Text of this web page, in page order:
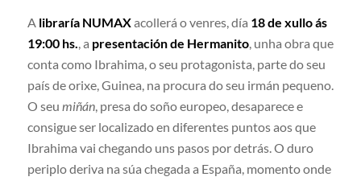
Alibraría NUMAXacollerá o venres, día 18 de xullo ás
19:00 hs., a presentación de Hermanito, unha obra que
conta como Ibrahima, o seu protagonista, parte do seu
país de orixe, Guinea, na procura do seu irmán pequeno.
O seu miñán, presa do soño europeo, desaparece e
consigue ser localizado en diferentes puntos aos que
Ibrahima vai chegando uns pasos por detrás. O duro
periplo deriva na súa chegada a España, momento onde